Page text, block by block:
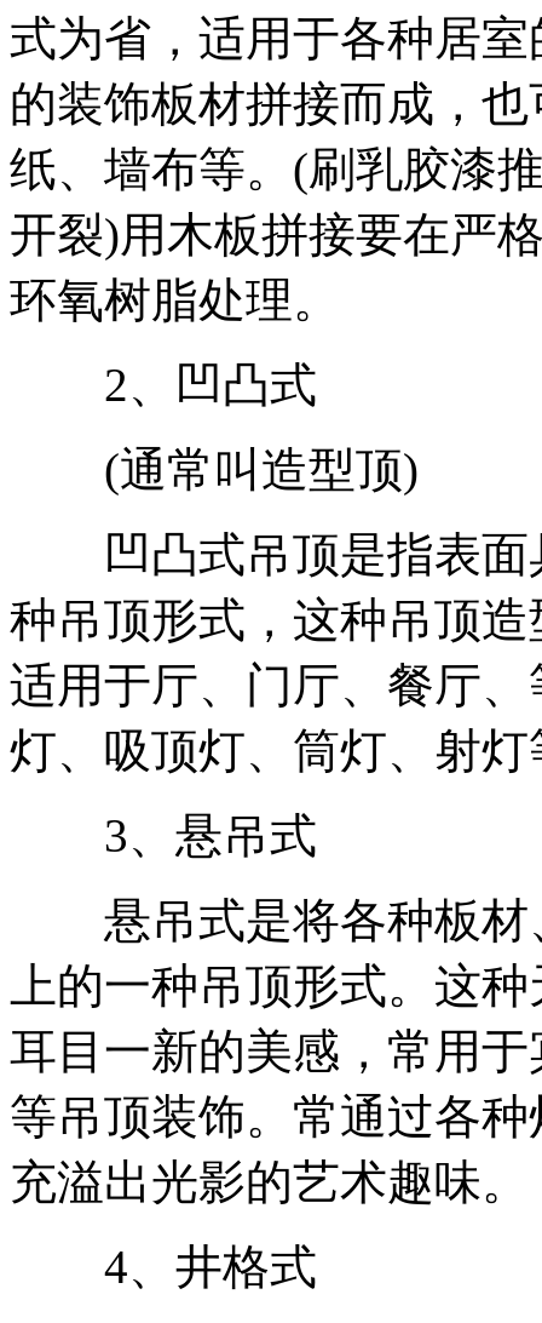
式为省，适用于各种居
的装饰板材拼接而成，
纸、墙布等。(刷乳胶漆
开裂)用木板拼接要在严
环氧树脂处理。
2、凹凸式
(通常叫造型顶)
凹凸式吊顶是指表面
种吊顶形式，这种吊顶
适用于厅、门厅、餐厅
灯、吸顶灯、筒灯、射
3、悬吊式
悬吊式是将各种板材
上的一种吊顶形式。这
耳目一新的美感，常用
等吊顶装饰。常通过各
充溢出光影的艺术趣味。
4、井格式